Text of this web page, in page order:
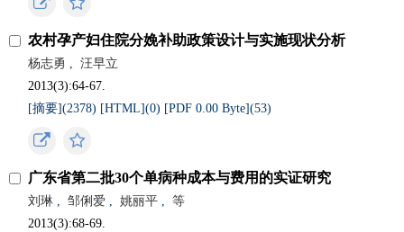
农村孕产妇住院分娩补助政策设计与实施现状分析
杨志勇 ,
汪早立
2013(3):64-67.
[摘要](2378) [HTML](0) [PDF 0.00 Byte](53)
广东省第二批30个单病种成本与费用的实证研究
刘琳 , 邹俐爱 , 姚丽平 ,
等
2013(3):68-69.